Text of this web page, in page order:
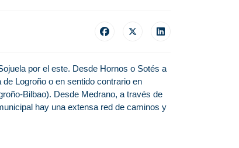
por el este. Desde Hornos o Sotés a
Logroño o en sentido contrario en
Bilbao). Desde Medrano, a través de
hay una extensa red de caminos y